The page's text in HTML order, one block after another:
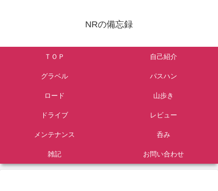
NRの備忘録
ＴＯＰ 自己紹介
グラベル パスハン
ロード 山歩き
ドライブ レビュー
メンテナンス 呑み
雑記 お問い合わせ